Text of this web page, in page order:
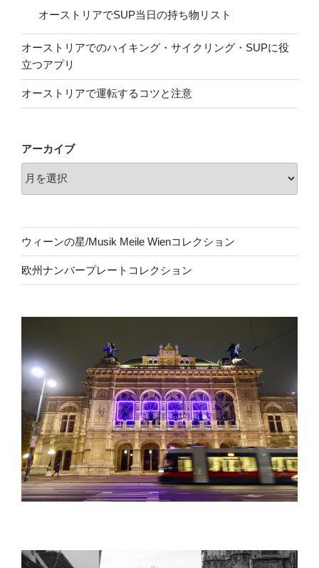
オーストリアでSUP当日の持ち物リスト
オーストリアでのハイキング・サイクリング・SUPに役
立つアプリ
オーストリアで運転するコツと注意
アーカイブ
ウィーンの星/Musik Meile Wienコレクション
欧州ナンバープレートコレクション